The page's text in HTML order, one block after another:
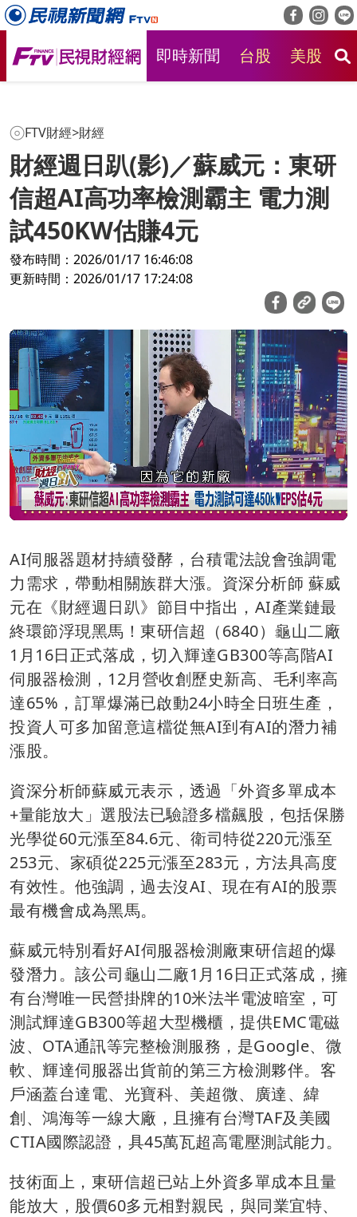
即時新聞 台股 美股
FTV財經>財經
財經週日趴(影)／蘇威元：東研
信超AI高功率檢測霸主 電力測
試450KW估賺4元
發布時間：2026/01/17 16:46:08
更新時間：2026/01/17 17:24:08
AI伺服器題材持續發酵，台積電法說會強調電
力需求，帶動相關族群大漲。資深分析師 蘇威
元在《財經週日趴》節目中指出，AI產業鏈最
終環節浮現黑馬！東研信超（6840）龜山二廠
1月16日正式落成，切入輝達GB300等高階AI
伺服器檢測，12月營收創歷史新高、毛利率高
達65%，訂單爆滿已啟動24小時全日班生產，
投資人可多加留意這檔從無AI到有AI的潛力補
漲股。
資深分析師蘇威元表示，透過「外資多單成本
+量能放大」選股法已驗證多檔飆股，包括保勝
光學從60元漲至84.6元、衛司特從220元漲至
253元、家碩從225元漲至283元，方法具高度
有效性。他強調，過去沒AI、現在有AI的股票
最有機會成為黑馬。
蘇威元特別看好AI伺服器檢測廠東研信超的爆
發潛力。該公司龜山二廠1月16日正式落成，擁
有台灣唯一民營掛牌的10米法半電波暗室，可
測試輝達GB300等超大型機櫃，提供EMC電磁
波、OTA通訊等完整檢測服務，是Google、微
軟、輝達伺服器出貨前的第三方檢測夥伴。客
戶涵蓋台達電、光寶科、美超微、廣達、緯
創、鴻海等一線大廠，且擁有台灣TAF及美國
CTIA國際認證，具45萬瓦超高電壓測試能力。
技術面上，東研信超已站上外資多單成本且量
能放大，股價60多元相對親民，與同業宜特、